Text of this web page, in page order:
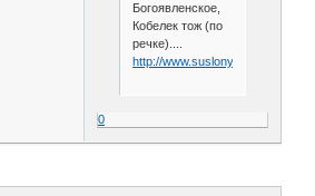
Богоявленское,
Кобелек тож (по
речке)....
http://www.suslony.ru/
0